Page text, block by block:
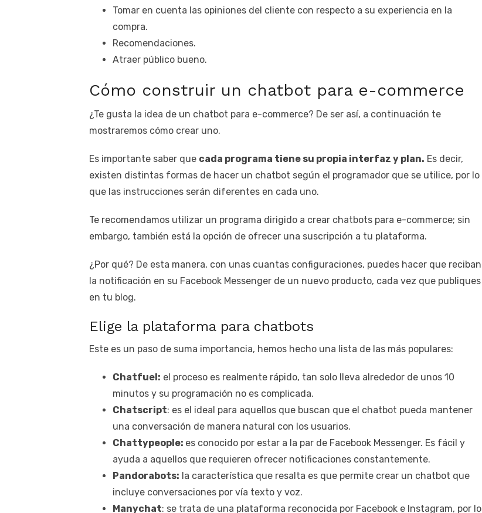
Tomar en cuenta las opiniones del cliente con respecto a su experiencia en la
compra.
Recomendaciones.
Atraer público bueno.
Cómo construir un chatbot para e-commerce
¿Te gusta la idea de un chatbot para e-commerce? De ser así, a continuación te
mostraremos cómo crear uno.
Es importante saber que cada programa tiene su propia interfaz y plan. Es decir,
existen distintas formas de hacer un chatbot según el programador que se utilice, por lo
que las instrucciones serán diferentes en cada uno.
Te recomendamos utilizar un programa dirigido a crear chatbots para e-commerce; sin
embargo, también está la opción de ofrecer una suscripción a tu plataforma.
¿Por qué? De esta manera, con unas cuantas configuraciones, puedes hacer que reciban
la notificación en su Facebook Messenger de un nuevo producto, cada vez que publiques
en tu blog.
Elige la plataforma para chatbots
Este es un paso de suma importancia, hemos hecho una lista de las más populares:
Chatfuel: el proceso es realmente rápido, tan solo lleva alrededor de unos 10
minutos y su programación no es complicada.
Chatscript: es el ideal para aquellos que buscan que el chatbot pueda mantener
una conversación de manera natural con los usuarios.
Chattypeople: es conocido por estar a la par de Facebook Messenger. Es fácil y
ayuda a aquellos que requieren ofrecer notificaciones constantemente.
Pandorabots: la característica que resalta es que permite crear un chatbot que
incluye conversaciones por vía texto y voz.
Manychat: se trata de una plataforma reconocida por Facebook e Instagram, por lo